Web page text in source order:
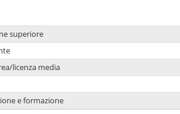
superiore
licenza media
e formazione